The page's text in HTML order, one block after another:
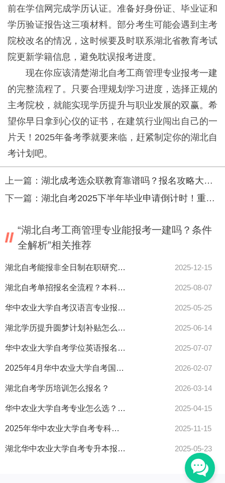
前在学信网完成学历认证。准备好身份证、毕业证和
学历验证报告这三项材料。部分考生可能会遇到主考
院校改名的情况，这时候要及时联系湖北省教育考试
院更新学籍信息，避免耽误报考进度。
现在你应该清楚湖北自考工商管理专业报考一建
的完整流程了。只要合理规划学习进度，选择正规的
主考院校，就能实现学历提升与职业发展的双赢。希
望你早日拿到心仪的证书，在建筑行业闯出自己的一
片天！2025年备考季就要来临，赶紧制定你的湖北自
考计划吧。
上一篇： 湖北成考选众联教育靠谱吗？报名攻略大揭秘！
下一篇： 湖北自考2025下半年毕业申请倒计时！重要事项+流程全解析速看
“湖北自考工商管理专业能报考一建吗？条件
全解析”相关推荐
湖北自考能报非全日制在职研究生吗？ 2025-12-15
湖北自考单招报名全流程？本科必考科目合集来了！ 2025-08-07
华中农业大学自考汉语言专业报考攻略来了！ 2025-05-25
湖北学历提升圆梦计划补贴怎么申领？看这里！ 2025-06-14
华中农业大学自考学位英语报名全攻略？看这篇就够了！ 2025-07-07
2025年4月华中农业大学自考国际贸易实务专科报名条件 2026-02-07
湖北自考学历培训怎么报名？ 2026-03-14
华中农业大学自考专业怎么选？避坑指南助你快速拿证！ 2025-04-15
2025年华中农业大学自考专科报名材料速看清单 2025-11-15
湖北华中农业大学自考专升本报考材料准备全攻略 2025-05-23